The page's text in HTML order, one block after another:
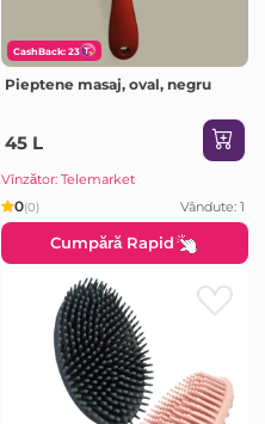
CashBack: 23
Pieptene masaj, oval, negru
45 L
Vînzător: Telemarket
0(0) Vândute: 1
Cumpără Rapid